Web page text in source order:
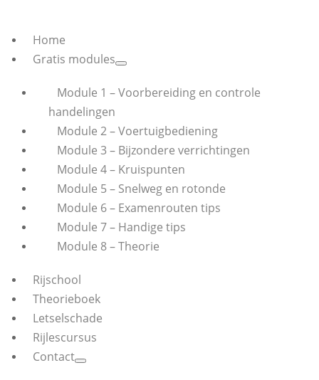
Home
Gratis modules
Module 1 – Voorbereiding en controle
handelingen
Module 2 – Voertuigbediening
Module 3 – Bijzondere verrichtingen
Module 4 – Kruispunten
Module 5 – Snelweg en rotonde
Module 6 – Examenrouten tips
Module 7 – Handige tips
Module 8 – Theorie
Rijschool
Theorieboek
Letselschade
Rijlescursus
Contact